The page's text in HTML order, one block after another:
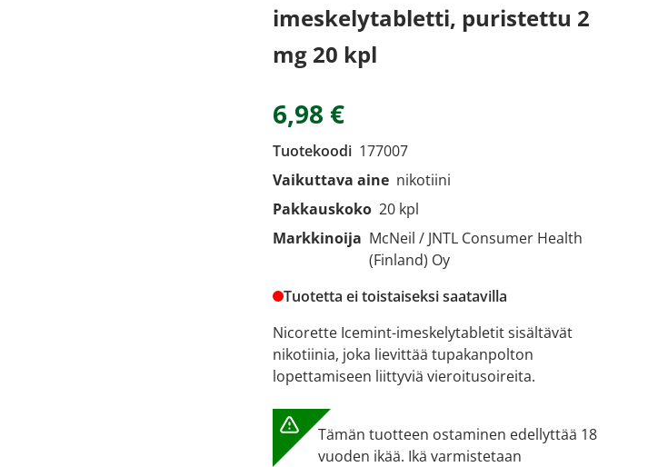
imeskelytabletti, puristettu 2
mg 20 kpl
6,98 €
Tuotekoodi 177007
Vaikuttava aine nikotiini
Pakkauskoko 20 kpl
Markkinoija McNeil / JNTL Consumer Health
(Finland) Oy
Tuotetta ei toistaiseksi saatavilla
Nicorette Icemint-imeskelytabletit sisältävät
nikotiinia, joka lievittää tupakanpolton
lopettamiseen liittyviä vieroitusoireita.
Tämän tuotteen ostaminen edellyttää 18
vuoden ikää. Ikä varmistetaan